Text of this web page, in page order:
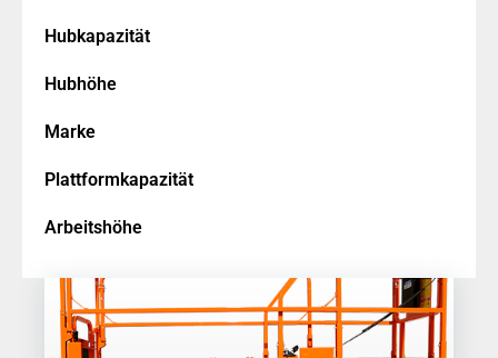
Hubkapazität
Hubhöhe
Marke
Plattformkapazität
Arbeitshöhe